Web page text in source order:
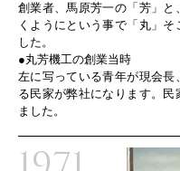
創業者、馬原芳一の「芳」と
くようにという事で「丸」そ
した。
●丸芳機工の創業当時
左に写っている青年が現会長
る民家が弊社になります。民
ました。